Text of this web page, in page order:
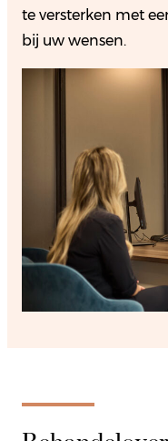
te versterken met
bij uw wensen.